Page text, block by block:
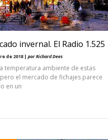
invernal. El Radio 1.525
de 2018 | por Richard Dees
temperatura ambiente de estas
el mercado de fichajes parece
en un